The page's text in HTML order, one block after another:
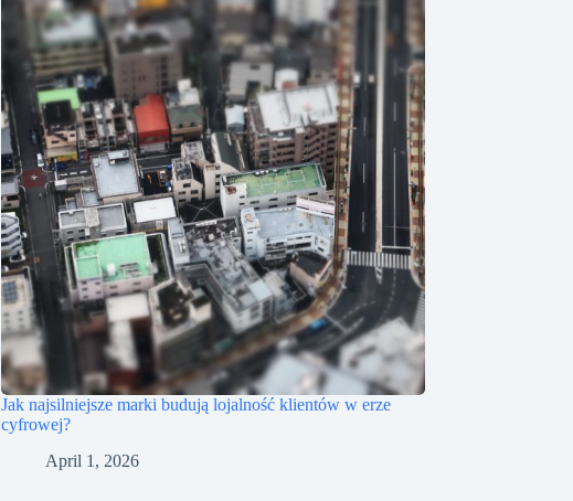
Jak najsilniejsze marki budują lojalność klientów w erze
cyfrowej?
April 1, 2026